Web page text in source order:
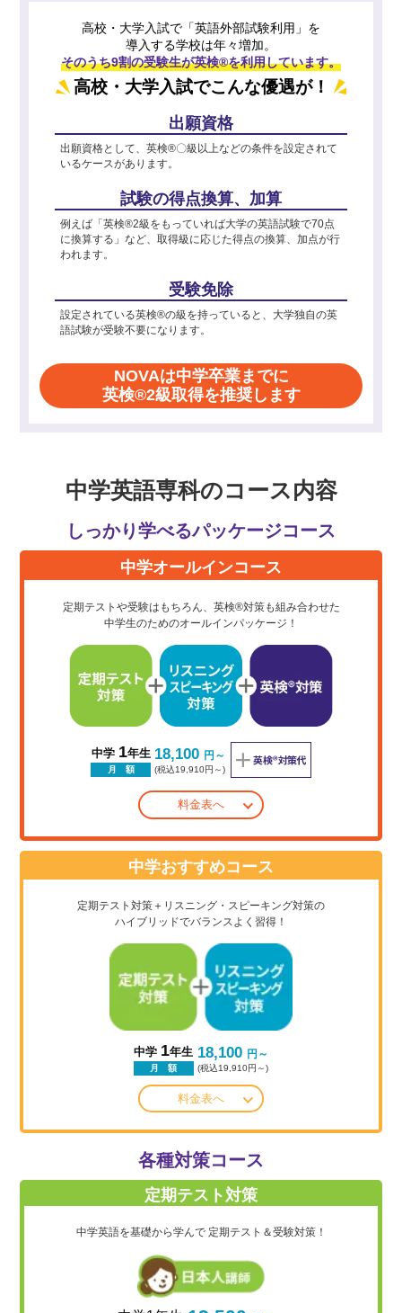
高校・大学入試で「英語外部試験利用」を
導入する学校は年々増加。
そのうち9割の受験生が英検®を利用しています。
高校・大学入試でこんな優遇が！
出願資格
出願資格として、英検®〇級以上などの条件を設定されて
いるケースがあります。
試験の得点換算、加算
例えば「英検®2級をもっていれば大学の英語試験で70点
に換算する」など、取得級に応じた得点の換算、加点が行
われます。
受験免除
設定されている英検®の級を持っていると、大学独自の英
語試験が受験不要になります。
NOVAは中学卒業までに
英検®2級取得を推奨します
中学英語専科のコース内容
しっかり学べるパッケージコース
中学オールインコース
定期テストや受験はもちろん、英検®対策も組み合わせた
中学生のためのオールインパッケージ！
中学 1年生
月 額
18,100 円～
(税込19,910円～)
料金表へ
中学おすすめコース
定期テスト対策＋リスニング・スピーキング対策の
ハイブリッドでバランスよく習得！
中学 1年生
月 額
18,100 円～
(税込19,910円～)
料金表へ
各種対策コース
定期テスト対策
中学英語を基礎から学んで 定期テスト＆受験対策！